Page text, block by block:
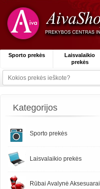
Sporto prekės
Laisvalaikio
prekės
Kategorijos
Sporto prekės
Laisvalaikio prekės
Rūbai Avalynė Aksesuarai